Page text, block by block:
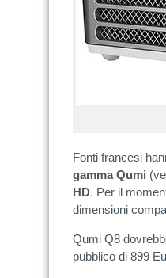
Fonti francesi
gamma Qumi
HD. Per il
dimensioni
Qumi Q8
pubblico di 899